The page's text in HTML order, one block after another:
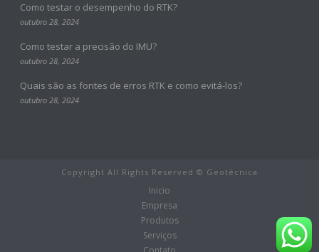
Como testar o desempenho do RTK?
outubro 28, 2024
Como testar a precisão do IMU?
outubro 28, 2024
Quais são as fontes de erros RTK e como evitá-los?
outubro 28, 2024
Copyright All Rights Reserved © Geotécnica
Inicio
Empresa
Produtos
Serviços